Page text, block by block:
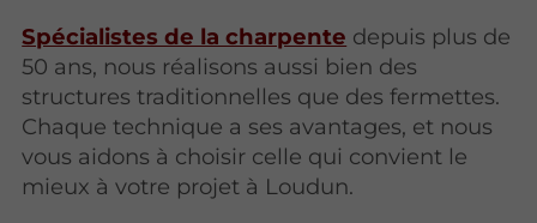
Spécialistes de la charpente depuis plus de
50 ans, nous réalisons aussi bien des
structures traditionnelles que des fermettes.
Chaque technique a ses avantages, et nous
vous aidons à choisir celle qui convient le
mieux à votre projet à Loudun.